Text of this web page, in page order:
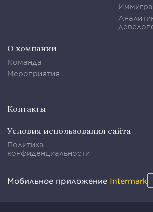
О компании
Команда
Мероприятия
Контакты
Условия использования сайта
Политика
конфиденциальности
Мобильное приложение Intermark